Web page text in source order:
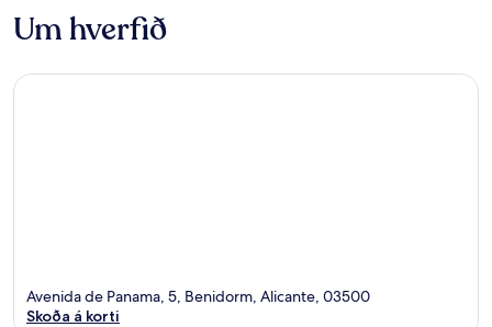
Um hverfið
Avenida de Panama, 5, Benidorm, Alicante, 03500
Skoða á korti